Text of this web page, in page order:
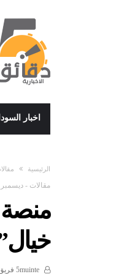
اخبار
‫الرئيسية‬
مقالات - ديسمبر 14, 2024